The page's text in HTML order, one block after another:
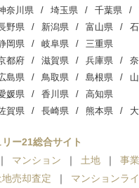
奈川県 埼玉県 千葉県
野県 新潟県 富山県
岡県 岐阜県 三重県
都府 滋賀県 兵庫県
島県 鳥取県 島根県
媛県 香川県 高知県
賀県 長崎県 熊本県
ー21総合サイト
マンション 土地 事
地売却査定 マンションラ